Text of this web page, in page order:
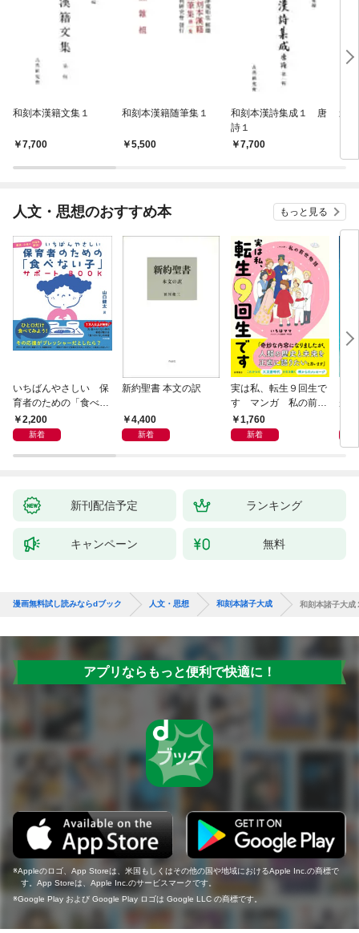
和刻本漢籍文集１
7,700
和刻本漢籍随筆集１
5,500
和刻本漢詩集成１ 唐
詩１
7,700
影
人文・思想のおすすめ本 もっと見る
いちばんやさしい 保
育者のための「食べな
い子」サポートＢＯＯ
Ｋ 偏食・少食のお悩
2,200
新着
新約聖書 本文の訳
4,400
新着
実は私、転生９回生で
す マンガ 私の前世
物語1,760
新着
が
新刊配信予定 ランキング
キャンペーン 無料
漫画無料試し読みならdブック 人文・思想 和刻本諸子大成 和刻本諸子大成
アプリならもっと便利で快適に！
Appleのロゴ、App Storeは、米国もしくはその他の国や地域におけるApple Inc.の商標で
す。App Storeは、Apple Inc.のサービスマークです。
Google Play および Google Play ロゴは Google LLC の商標です。